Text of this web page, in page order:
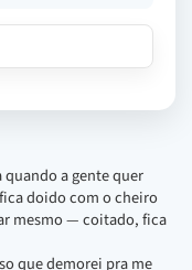
quando a gente quer
doido com o cheiro
mesmo — coitado, fica
que demorei pra me